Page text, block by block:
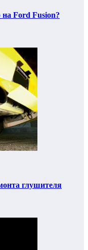
на Ford Fusion?
глушителя